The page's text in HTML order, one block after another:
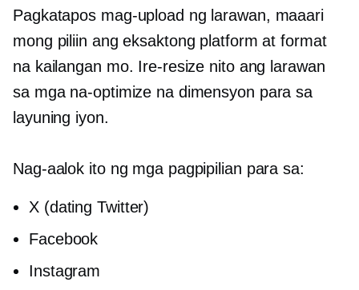
Pagkatapos mag-upload ng larawan, maaari
mong piliin ang eksaktong platform at format
na kailangan mo. Ire-resize nito ang larawan
sa mga na-optimize na dimensyon para sa
layuning iyon.
Nag-aalok ito ng mga pagpipilian para sa:
X (dating Twitter)
Facebook
Instagram